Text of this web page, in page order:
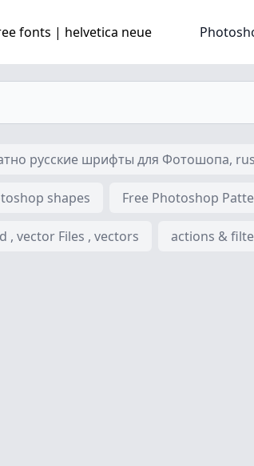
fonts | helvetica neue
русские шрифты для Фотошопа,
shapes Free Photoshop
, vector Files , vectors actions &